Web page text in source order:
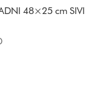
48×25 cm SIVI